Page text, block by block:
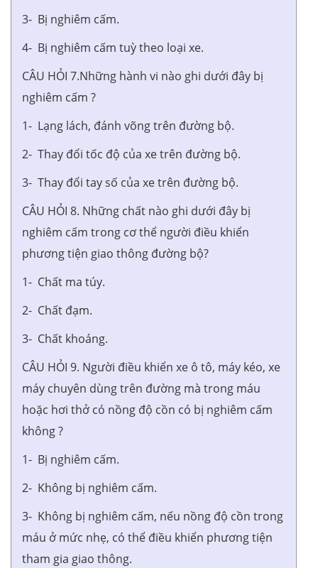
3- Bị nghiêm cấm.
4- Bị nghiêm cấm tuỳ theo loại xe.
CÂU HỎI 7.Những hành vi nào ghi dưới đây bị
nghiêm cấm ?
1- Lạng lách, đánh võng trên đường bộ.
2- Thay đổi tốc độ của xe trên đường bộ.
3- Thay đổi tay số của xe trên đường bộ.
CÂU HỎI 8. Những chất nào ghi dưới đây bị
nghiêm cấm trong cơ thể người điều khiển
phương tiện giao thông đường bộ?
1- Chất ma túy.
2- Chất đạm.
3- Chất khoáng.
CÂU HỎI 9. Người điều khiển xe ô tô, máy kéo, xe
máy chuyên dùng trên đường mà trong máu
hoặc hơi thở có nồng độ cồn có bị nghiêm cấm
không ?
1- Bị nghiêm cấm.
2- Không bị nghiêm cấm.
3- Không bị nghiêm cấm, nếu nồng độ cồn trong
máu ở mức nhẹ, có thể điều khiển phương tiện
tham gia giao thông.